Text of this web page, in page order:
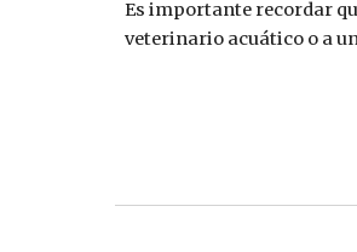
Es importante recordar
veterinario acuático o a